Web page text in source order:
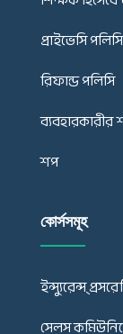
প্রাইভেসি পলিসি
রিফান্ড পলিসি
ব্যবহারকারীর
শপ
কোর্সসমূহ
ইন্স্যুরেন্স্
সেলস